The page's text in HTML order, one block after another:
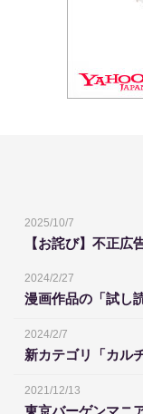
2025/10/7
【お詫び】不正広
2024/2/27
漫画作品の「試し
2024/2/7
新カテゴリ「カル
2021/12/13
東京バーゲンマニ